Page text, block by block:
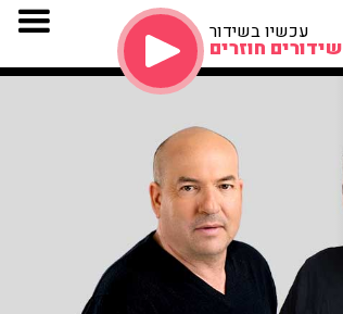
עכשיו בשידור
שידורים חוזרים